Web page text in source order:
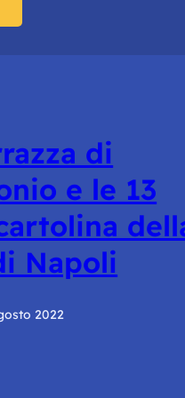
di
e le 13
Napoli
2022